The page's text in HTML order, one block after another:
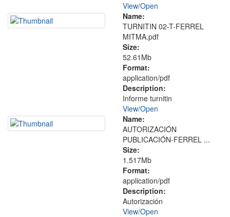
View/Open
Name:
TURNITIN 02-T-FERREL
MITMA.pdf
Size:
52.61Mb
Format:
application/pdf
Description:
Informe turnitin
View/Open
Name:
AUTORIZACIÓN
PUBLICACIÓN-FERREL ...
Size:
1.517Mb
Format:
application/pdf
Description:
Autorización
View/Open